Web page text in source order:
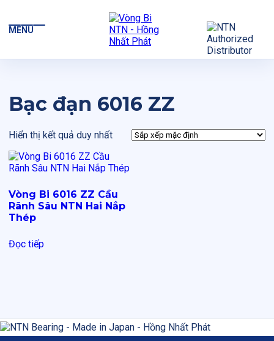
MENU
Bạc đạn 6016 ZZ
Hiển thị kết quả duy nhất
Vòng Bi 6016 ZZ Cầu
Rãnh Sâu NTN Hai Nắp
Thép
Đọc tiếp